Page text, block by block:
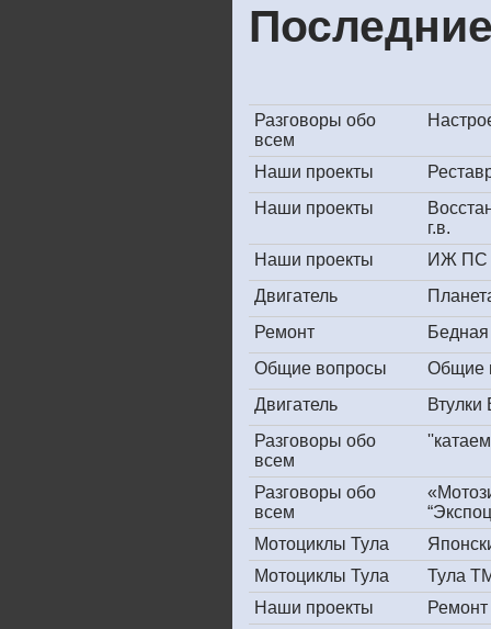
Разговоры обо
всем
Наши проекты
Наши проекты
г.в.
Наши проекты
ИЖ ПС
Двигатель
Ремонт
Общие вопросы
Общие
Двигатель
Разговоры обо
всем
Разговоры обо
всем
Мотоциклы Тула
Мотоциклы Тула
Тула
Наши проекты